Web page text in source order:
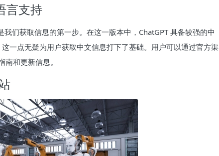
言支持
我们获取信息的第一步。在这一版本中，ChatGPT 具备较强的中
一点无疑为用户获取中文信息打下了基础。用户可以通过官方渠
和更新信息。